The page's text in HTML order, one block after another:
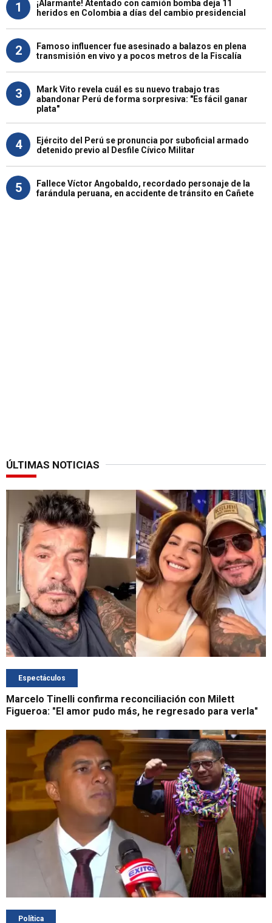
1
¡Alarmante! Atentado con camión bomba deja 11
heridos en Colombia a días del cambio presidencial
2
Famoso influencer fue asesinado a balazos en plena
transmisión en vivo y a pocos metros de la Fiscalía
3
Mark Vito revela cuál es su nuevo trabajo tras
abandonar Perú de forma sorpresiva: "Es fácil ganar
plata"
4
Ejército del Perú se pronuncia por suboficial armado
detenido previo al Desfile Cívico Militar
5
Fallece Víctor Angobaldo, recordado personaje de la
farándula peruana, en accidente de tránsito en Cañete
ÚLTIMAS NOTICIAS
Espectáculos
Marcelo Tinelli confirma reconciliación con Milett
Figueroa: "El amor pudo más, he regresado para verla"
Política